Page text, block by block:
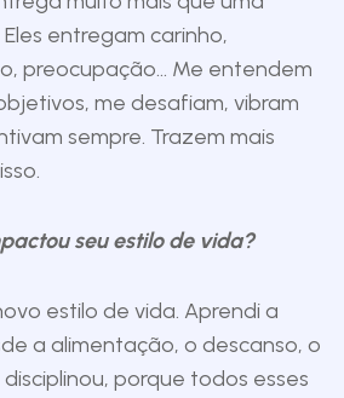
entregam carinho,
preocupação… Me entendem
me desafiam, vibram
sempre. Trazem mais
seu estilo de vida?
estilo de vida. Aprendi a
a alimentação, o descanso, o
porque todos esses